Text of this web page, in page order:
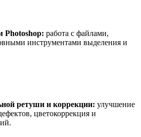
Photoshop: работа с файлами,
инструментами выделения и
ретуши и коррекции: улучшение
цветокоррекция и